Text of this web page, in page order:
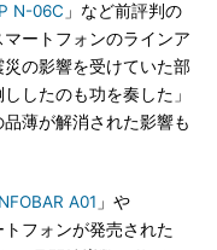
N-06C 」など前評判の
ートフォンのラインア
の影響を受けていた部
したのも功を奏した」
薄が解消された影響も
A01 」や
トフォンが発売された